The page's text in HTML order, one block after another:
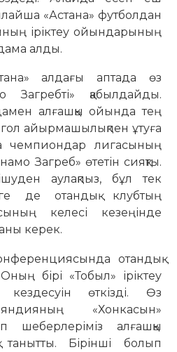
«Астана» футболдан
іріктеу ойындарының
алды.
алдағы аптада өз
қабылдайды.
алғашқы ойында тең
гол айырмашылықпен ұтуға
чемпиондар лигасының
Загреб» өтетін сияқты.
аулақпыз, бұл тек
де отандық клубтың
келесі кезеңінде
керек.
отандық
бірі «Тобыл» іріктеу
кездесуін өткізді. Өз
«Хонкасын»
шеберлеріміз алғашқы
танытты. Бірінші болып